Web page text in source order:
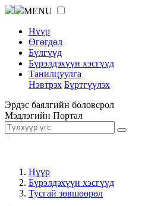
MENU
Нүүр
Өгөгдөл
Бүлгүүд
Бүрэлдэхүүн хэсгүүд
Танилцуулга
Нэвтрэх Бүртгүүлэх
Эрдэс баялгийн боловсрол
Мэдлэгийн Портал
Нүүр
Бүрэлдэхүүн хэсгүүд
Тусгай зөвшөөрөл